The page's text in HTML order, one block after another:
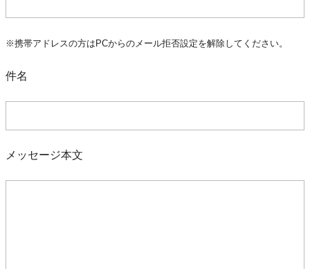
※携帯アドレスの方はPCからのメール拒否設定を解除してください。
件名
メッセージ本文